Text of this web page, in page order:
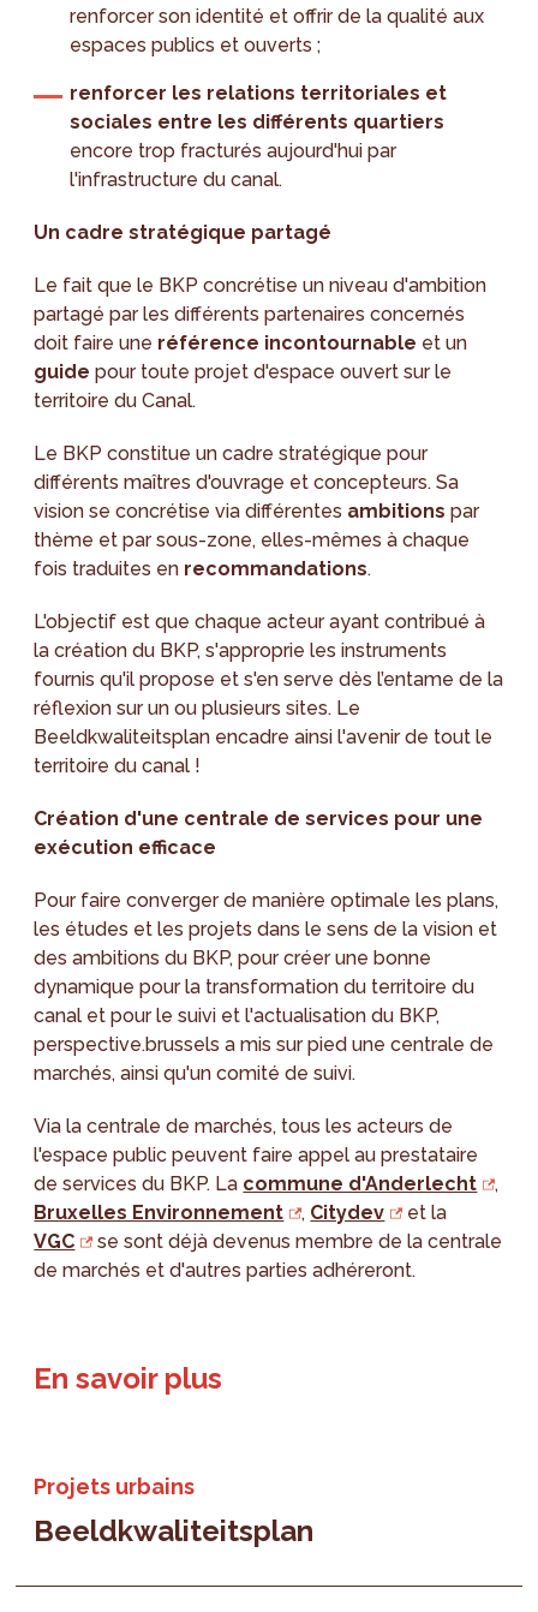
renforcer son identité et offrir de la qualité aux
espaces publics et ouverts ;
renforcer les relations territoriales et
sociales entre les différents quartiers
encore trop fracturés aujourd'hui par
l'infrastructure du canal.
Un cadre stratégique partagé
Le fait que le BKP concrétise un niveau d'ambition
partagé par les différents partenaires concernés
doit faire une référence incontournable et un
guide pour toute projet d'espace ouvert sur le
territoire du Canal.
Le BKP constitue un cadre stratégique pour
différents maîtres d'ouvrage et concepteurs. Sa
vision se concrétise via différentes ambitions par
thème et par sous-zone, elles-mêmes à chaque
fois traduites en recommandations.
L'objectif est que chaque acteur ayant contribué à
la création du BKP, s'approprie les instruments
fournis qu'il propose et s'en serve dès l’entame de la
réflexion sur un ou plusieurs sites. Le
Beeldkwaliteitsplan encadre ainsi l'avenir de tout le
territoire du canal !
Création d'une centrale de services pour une
exécution efficace
Pour faire converger de manière optimale les plans,
les études et les projets dans le sens de la vision et
des ambitions du BKP, pour créer une bonne
dynamique pour la transformation du territoire du
canal et pour le suivi et l'actualisation du BKP,
perspective.brussels a mis sur pied une centrale de
marchés, ainsi qu'un comité de suivi.
Via la centrale de marchés, tous les acteurs de
l'espace public peuvent faire appel au prestataire
de services du BKP. La commune d'Anderlecht
,
Bruxelles Environnement
, Citydev
et la
VGC
se sont déjà devenus membre de la centrale
de marchés et d'autres parties adhéreront.
En savoir plus
Projets urbains
Beeldkwaliteitsplan